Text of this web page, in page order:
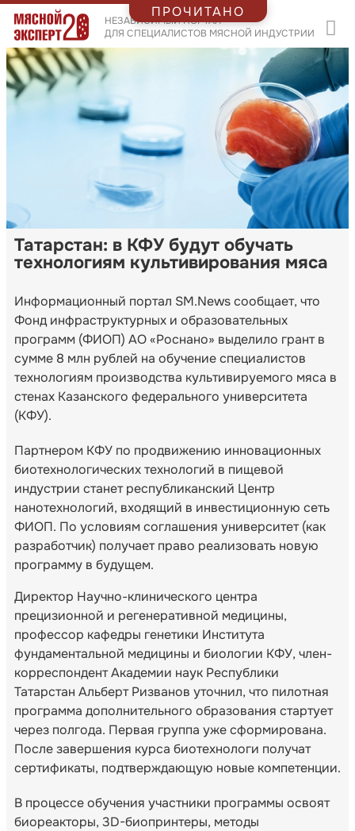
НЕЗАВИСИМЫЙ ПОРТАЛ
ДЛЯ СПЕЦИАЛИСТОВ МЯСНОЙ ИНДУСТРИИ
Татарстан: в КФУ будут обучать
технологиям культивирования мяса
Информационный портал SM.News сообщает, что
Фонд инфраструктурных и образовательных
программ (ФИОП) АО «Роснано» выделило грант в
сумме 8 млн рублей на обучение специалистов
технологиям производства культивируемого мяса в
стенах Казанского федерального университета
(КФУ).
Партнером КФУ по продвижению инновационных
биотехнологических технологий в пищевой
индустрии станет республиканский Центр
нанотехнологий, входящий в инвестиционную сеть
ФИОП. По условиям соглашения университет (как
разработчик) получает право реализовать новую
программу в будущем.
Директор Научно-клинического центра
прецизионной и регенеративной медицины,
профессор кафедры генетики Института
фундаментальной медицины и биологии КФУ, член-
корреспондент Академии наук Республики
Татарстан Альберт Ризванов уточнил, что пилотная
программа дополнительного образования стартует
через полгода. Первая группа уже сформирована.
После завершения курса биотехнологи получат
сертификаты, подтверждающую новые компетенции.
В процессе обучения участники программы освоят
биореакторы, 3D-биопринтеры, методы
ПРОЧИТАНО